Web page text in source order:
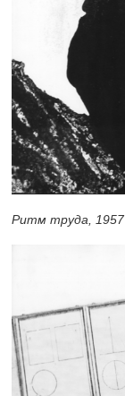
Ритм труда, 1957